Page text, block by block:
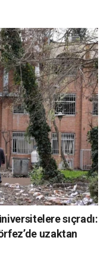
sıçradı:
uzaktan